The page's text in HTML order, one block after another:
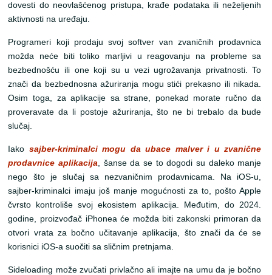
dovesti do neovlašćenog pristupa, krađe podataka ili neželjenih
aktivnosti na uređaju.
Programeri koji prodaju svoj softver van zvaničnih prodavnica
možda neće biti toliko marljivi u reagovanju na probleme sa
bezbednošću ili one koji su u vezi ugrožavanja privatnosti. To
znači da bezbednosna ažuriranja mogu stići prekasno ili nikada.
Osim toga, za aplikacije sa strane, ponekad morate ručno da
proveravate da li postoje ažuriranja, što ne bi trebalo da bude
slučaj.
Iako sajber-kriminalci mogu da ubace malver i u zvanične
prodavnice aplikacija, šanse da se to dogodi su daleko manje
nego što je slučaj sa nezvaničnim prodavnicama. Na iOS-u,
sajber-kriminalci imaju još manje mogućnosti za to, pošto Apple
čvrsto kontroliše svoj ekosistem aplikacija. Međutim, do 2024.
godine, proizvođač iPhonea će možda biti zakonski primoran da
otvori vrata za bočno učitavanje aplikacija, što znači da će se
korisnici iOS-a suočiti sa sličnim pretnjama.
Sideloading može zvučati privlačno ali imajte na umu da je bočno